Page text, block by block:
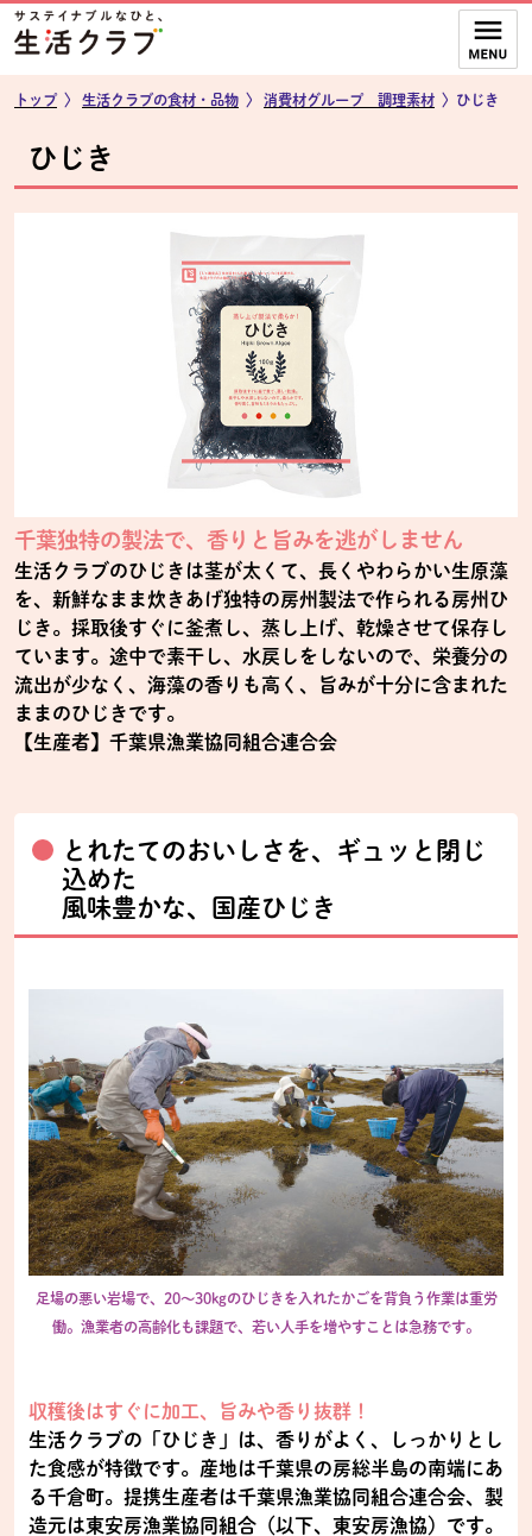
ページの先頭です。
本文へジャンプする。
トップ 〉 生活クラブの食材・品物 〉 消費材グループ 調理素材 〉ひじき
ひじき
千葉独特の製法で、香りと旨みを逃がしません
生活クラブのひじきは茎が太くて、長くやわらかい生原藻
を、新鮮なまま炊きあげ独特の房州製法で作られる房州ひ
じき。採取後すぐに釜煮し、蒸し上げ、乾燥させて保存し
ています。途中で素干し、水戻しをしないので、栄養分の
流出が少なく、海藻の香りも高く、旨みが十分に含まれた
ままのひじきです。
【生産者】千葉県漁業協同組合連合会
とれたてのおいしさを、ギュッと閉じ
込めた
風味豊かな、国産ひじき
足場の悪い岩場で、20～30kgのひじきを入れたかごを背負う作業は重労
働。漁業者の高齢化も課題で、若い人手を増やすことは急務です。
収穫後はすぐに加工、旨みや香り抜群！
生活クラブの「ひじき」は、香りがよく、しっかりとし
た食感が特徴です。産地は千葉県の房総半島の南端にあ
る千倉町。提携生産者は千葉県漁業協同組合連合会、製
造元は東安房漁業協同組合（以下、東安房漁協）です。